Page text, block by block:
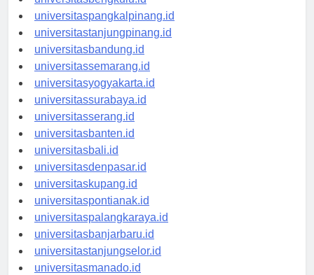
universitaspangkalpinang.id
universitastanjungpinang.id
universitasbandung.id
universitassemarang.id
universitasyogyakarta.id
universitassurabaya.id
universitasserang.id
universitasbanten.id
universitasbali.id
universitasdenpasar.id
universitaskupang.id
universitaspontianak.id
universitaspalangkaraya.id
universitasbanjarbaru.id
universitastanjungselor.id
universitasmanado.id